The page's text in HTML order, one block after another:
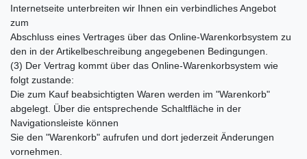
Internetseite unterbreiten wir Ihnen ein verbindliches Angebot
zum
Abschluss eines Vertrages über das Online-Warenkorbsystem zu
den in der Artikelbeschreibung angegebenen Bedingungen.
(3) Der Vertrag kommt über das Online-Warenkorbsystem wie
folgt zustande:
Die zum Kauf beabsichtigten Waren werden im "Warenkorb"
abgelegt. Über die entsprechende Schaltfläche in der
Navigationsleiste können
Sie den "Warenkorb" aufrufen und dort jederzeit Änderungen
vornehmen.